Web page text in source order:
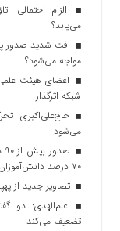
الزام
می‌یابد؟
افت شدید صدور
مواجه می‌شود؟
اعضای هیئت
شبکه‌ اثرگذار
حاج‌علی‌اکبری:
می‌شود
۷۰ درصد دانش‌آموزان متوسطه اول
تصاویر جدید از
علم‌الهدی: دو
تضعیف می‌کند